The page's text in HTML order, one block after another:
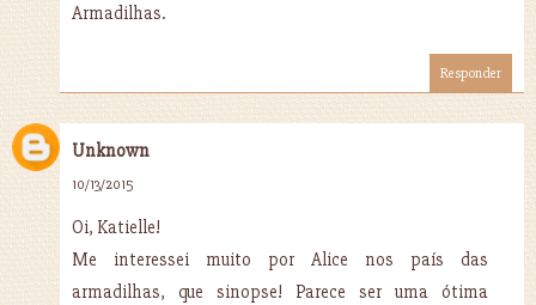
Armadilhas.
Responder
Unknown
10/13/2015
Oi, Katielle!
Me interessei muito por Alice nos país das
armadilhas, que sinopse! Parece ser uma ótima